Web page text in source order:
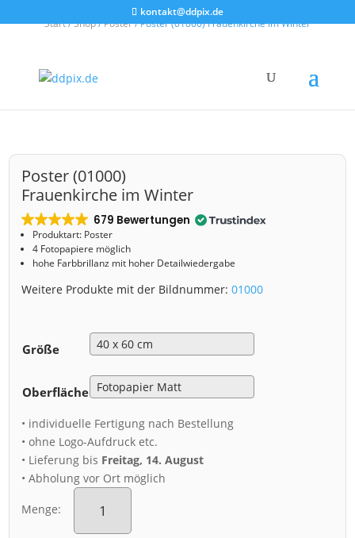
kontakt@ddpix.de
Start/Shop/Poster/ Poster (01000) Frauenkirche im Winter
Poster (01000)
Frauenkirche im Winter
679 Bewertungen
Produktart: Poster
4 Fotopapiere möglich
hohe Farbbrillanz mit hoher Detailwiedergabe
Weitere Produkte mit der Bildnummer:01000
Größe
Oberfläche
• individuelle Fertigung nach Bestellung
• ohne Logo-Aufdruck etc.
• Lieferung bis Freitag, 14. August
• Abholung vor Ort möglich
Menge:
Poster
(01000)